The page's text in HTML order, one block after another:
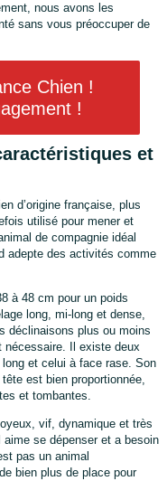
nous avons les
sans vous préoccuper de
Chien !
!
et
d’origine française, plus
utilisé pour mener et
de compagnie idéal
adepte des activités comme
à 48 cm pour un poids
long, mi-long et dense,
déclinaisons plus ou moins
nécessaire. Il existe deux
et celui à face rase. Son
est bien proportionnée,
et tombantes.
vif, dynamique et très
se dépenser et a besoin
pas un animal
bien plus de place pour